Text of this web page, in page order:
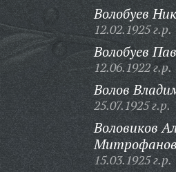
Волобуев
12.02.1925 г.р.
Волобуев
12.06.1922 г.р.
Волов
25.07.1925 г.р.
Воловиков
15.03.1925 г.р.